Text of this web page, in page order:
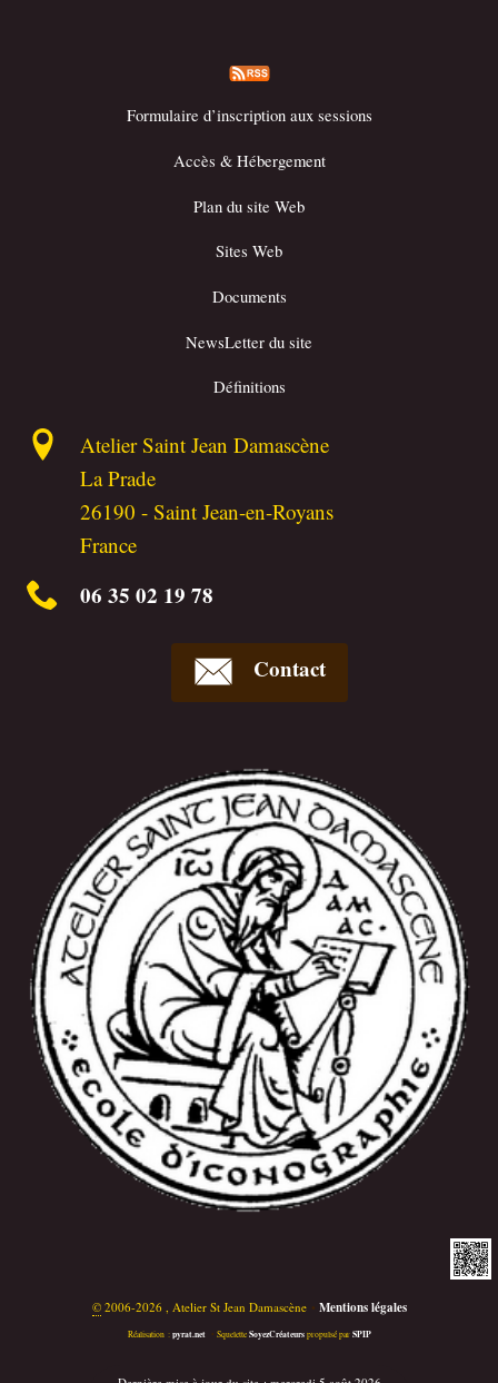
Formulaire d’inscription aux sessions
Accès & Hébergement
Plan du site Web
Sites Web
Documents
NewsLetter du site
Définitions
Atelier Saint Jean Damascène
La Prade
26190 -Saint Jean-en-Royans
France
06 35 02 19 78
Contact
©2006-2026 , Atelier St Jean Damascène • Mentions légales
Réalisation : pyrat.net • Squelette SoyezCréateurspropulsé par SPIP